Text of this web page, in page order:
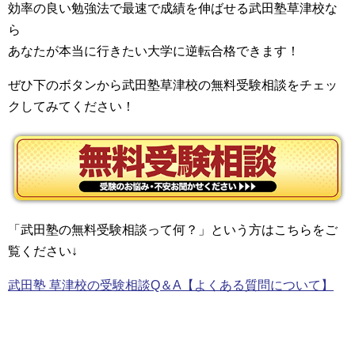
効率の良い勉強法で最速で成績を伸ばせる武田塾草津校な
ら
あなたが本当に行きたい大学に逆転合格できます！
ぜひ下のボタンから武田塾草津校の無料受験相談をチェッ
クしてみてください！
「武田塾の無料受験相談って何？」という 方はこちらをご
覧ください↓
武田塾 草津校の受験相談Q＆A【よくある質問について】